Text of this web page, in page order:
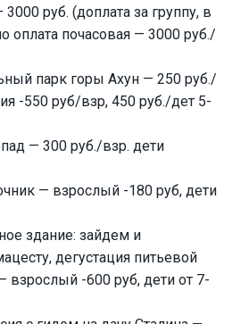
руб. (доплата за группу, в
оплата почасовая — 3000 руб./
парк горы Ахун — 250 руб./
-550 руб/взр, 450 руб./дет 5-
— 300 руб./взр. дети
— взрослый -180 руб, дети
здание: зайдем и
дегустация питьевой
-600 руб, дети от 7-